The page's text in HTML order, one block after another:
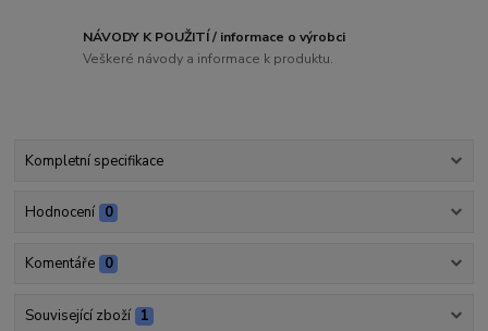
NÁVODY K POUŽITÍ / informace o výrobci
Veškeré návody a informace k produktu.
Kompletní specifikace
Hodnocení 0
Komentáře 0
Související zboží 1